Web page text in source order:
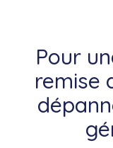
Pour
remise